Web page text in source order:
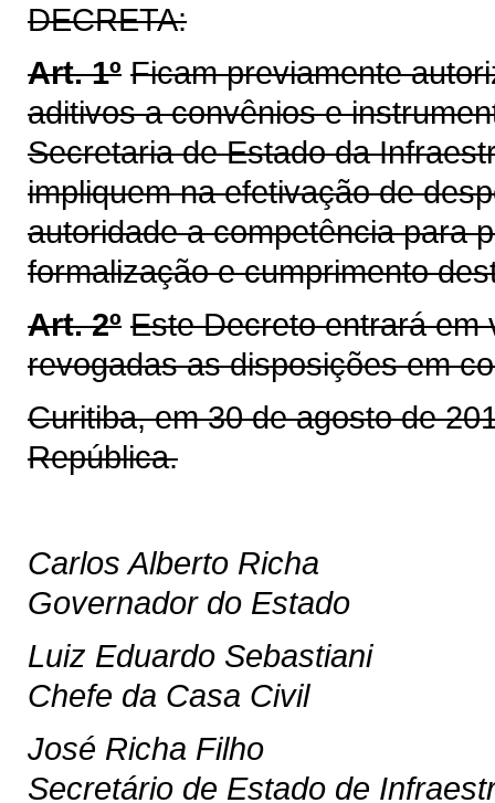
DECRETA:
Art. 1º Ficam previamente
aditivos a convênios e
Secretaria de Estado da
impliquem na efetivação de
autoridade a competência para
formalização e cumprimento
Art. 2º Este Decreto entrará em
revogadas as disposições em
Curitiba, em 30 de agosto de
República.
Carlos Alberto Richa
Governador do Estado
Luiz Eduardo Sebastiani
Chefe da Casa Civil
José Richa Filho
Secretário de Estado de